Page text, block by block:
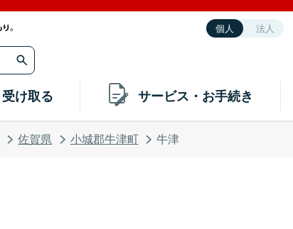
個人 法人
受け取る サービス・お手続き
佐賀県 小城郡牛津町 牛津